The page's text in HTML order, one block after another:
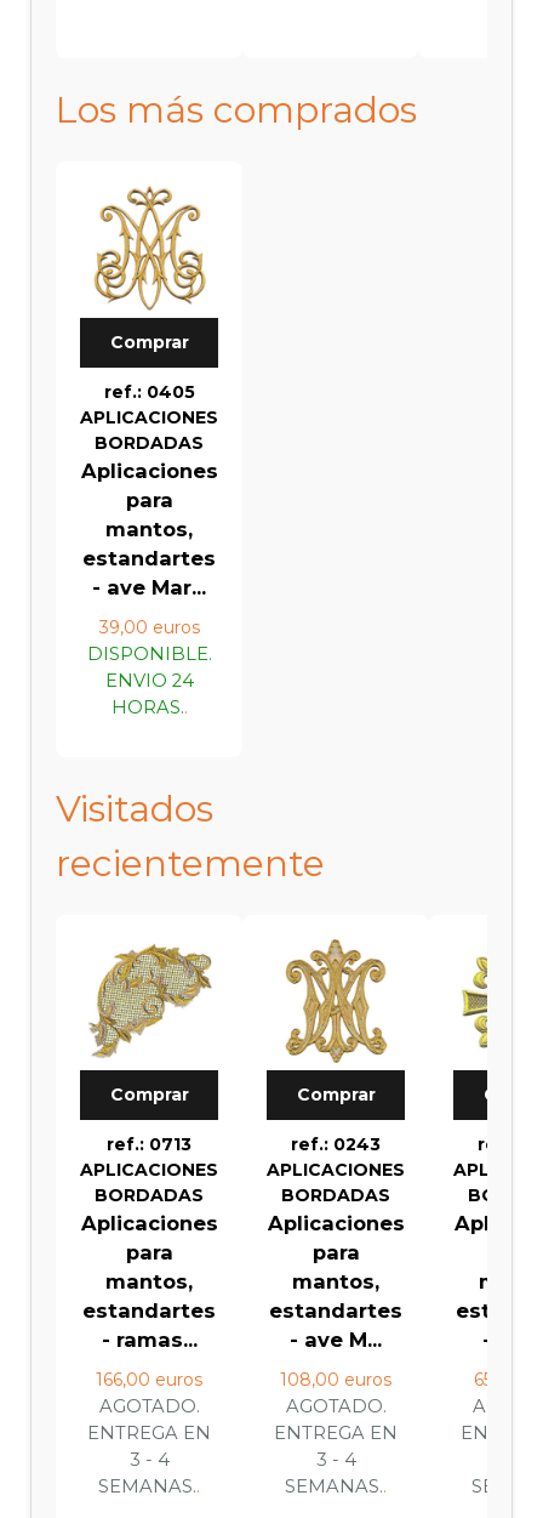
Los más comprados
Comprar
ref.: 0405
APLICACIONES
BORDADAS
Aplicaciones
para
mantos,
estandartes
- ave Mar...
39,00 euros
DISPONIBLE.
ENVIO 24
HORAS..
Visitados
recientemente
Comprar
ref.: 0713
APLICACIONES
BORDADAS
Aplicaciones
para
mantos,
estandartes
- ramas...
166,00 euros
AGOTADO.
ENTREGA EN
3 - 4
SEMANAS..
Comprar
ref.: 0243
APLICACIONES
BORDADAS
Aplicaciones
para
mantos,
estandartes
- ave M...
108,00 euros
AGOTADO.
ENTREGA EN
3 - 4
SEMANAS..
ref.:
-
65,00